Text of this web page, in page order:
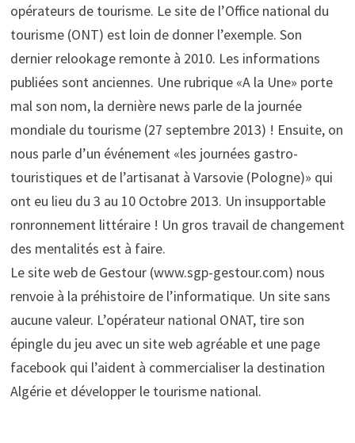
opérateurs de tourisme. Le site de l’Office national du
tourisme (ONT) est loin de donner l’exemple. Son
dernier relookage remonte à 2010. Les informations
publiées sont anciennes. Une rubrique «A la Une» porte
mal son nom, la dernière news parle de la journée
mondiale du tourisme (27 septembre 2013) ! Ensuite, on
nous parle d’un événement «les journées gastro-
touristiques et de l’artisanat à Varsovie (Pologne)» qui
ont eu lieu du 3 au 10 Octobre 2013. Un insupportable
ronronnement littéraire ! Un gros travail de changement
des mentalités est à faire.
Le site web de Gestour (www.sgp-gestour.com) nous
renvoie à la préhistoire de l’informatique. Un site sans
aucune valeur. L’opérateur national ONAT, tire son
épingle du jeu avec un site web agréable et une page
facebook qui l’aident à commercialiser la destination
Algérie et développer le tourisme national.